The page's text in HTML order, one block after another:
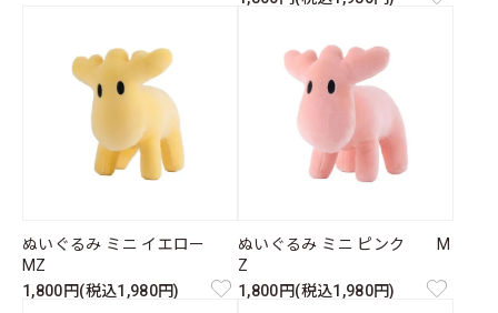
ぬいぐるみ ミニ イエロー
MZ
1,800円(税込1,980円)
ぬいぐるみ ミニ ピンク M
Z
1,800円(税込1,980円)